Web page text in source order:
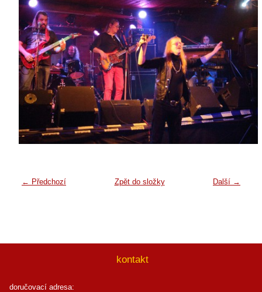
← Předchozí Další →
Zpět do složky
kontakt
doručovací adresa: